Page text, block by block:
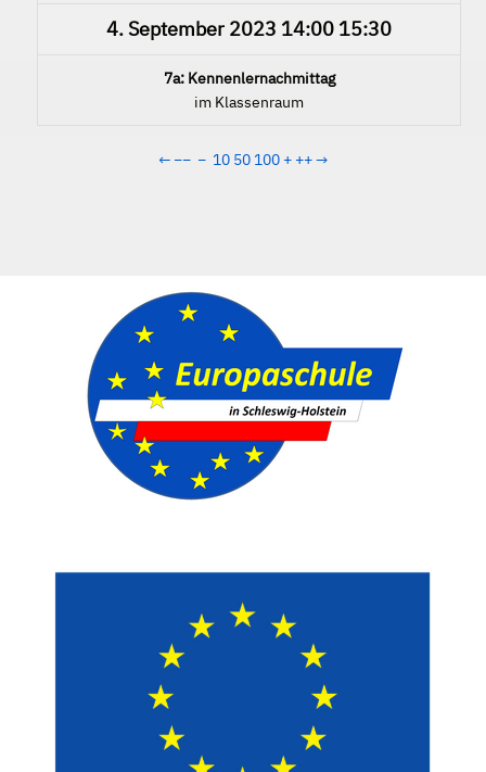
4. September 2023 14:00 15:30
7a: Kennenlernachmittag
im Klassenraum
← −− − 10 50 100 + ++→